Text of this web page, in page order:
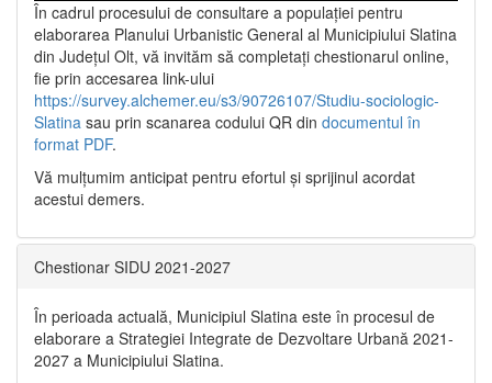
În cadrul procesului de consultare a populaţiei pentru
elaborarea Planului Urbanistic General al Municipiului Slatina
din Județul Olt, vă invităm să completați chestionarul online,
fie prin accesarea link-ului
https://survey.alchemer.eu/s3/90726107/Studiu-sociologic-
Slatina sau prin scanarea codului QR din documentul în
format PDF.
Vă mulţumim anticipat pentru efortul şi sprijinul acordat
acestui demers.
Chestionar SIDU 2021-2027
În perioada actuală, Municipiul Slatina este în procesul de
elaborare a Strategiei Integrate de Dezvoltare Urbană 2021‐
2027 a Municipiului Slatina.